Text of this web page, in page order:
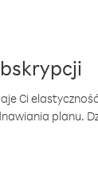
Ci
planu.